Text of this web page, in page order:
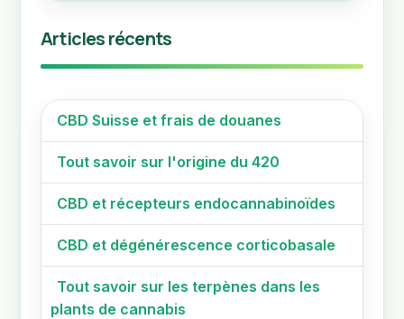
Articles récents
CBD Suisse et frais de douanes
Tout savoir sur l'origine du 420
CBD et récepteurs endocannabinoïdes
CBD et dégénérescence corticobasale
Tout savoir sur les terpènes dans les
plants de cannabis